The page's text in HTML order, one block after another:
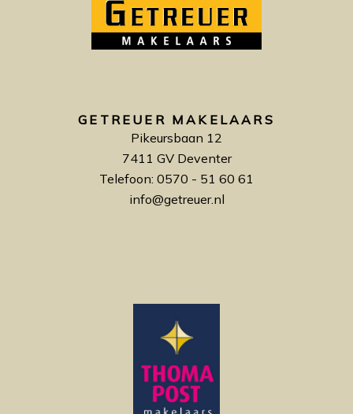
GETREUER MAKELAARS
Pikeursbaan 12
7411 GV Deventer
Telefoon: 0570 - 51 60 61
info@getreuer.nl